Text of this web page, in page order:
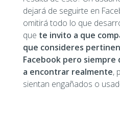
dejará de seguirte en
omitirá todo lo que
que te invito a que
que consideres
Facebook pero siempre
a encontrar realmente,
sientan engañados o